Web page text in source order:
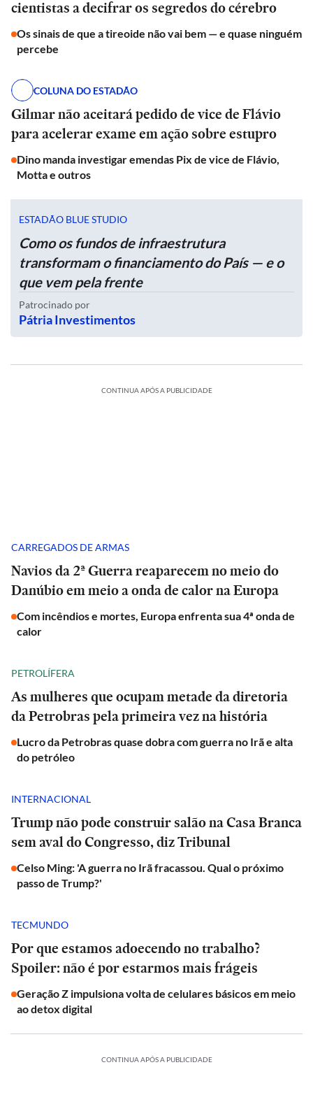
cientistas a decifrar os segredos do cérebro
Os sinais de que a tireoide não vai bem — e quase ninguém
percebe
COLUNA DO ESTADÃO
Gilmar não aceitará pedido de vice de Flávio
para acelerar exame em ação sobre estupro
Dino manda investigar emendas Pix de vice de Flávio,
Motta e outros
ESTADÃO BLUE STUDIO
Como os fundos de infraestrutura
transformam o financiamento do País — e o
que vem pela frente
Patrocinado por
Pátria Investimentos
CONTINUA APÓS A PUBLICIDADE
CARREGADOS DE ARMAS
Navios da 2ª Guerra reaparecem no meio do
Danúbio em meio a onda de calor na Europa
Com incêndios e mortes, Europa enfrenta sua 4ª onda de
calor
PETROLÍFERA
As mulheres que ocupam metade da diretoria
da Petrobras pela primeira vez na história
Lucro da Petrobras quase dobra com guerra no Irã e alta
do petróleo
INTERNACIONAL
Trump não pode construir salão na Casa Branca
sem aval do Congresso, diz Tribunal
Celso Ming: 'A guerra no Irã fracassou. Qual o próximo
passo de Trump?'
TECMUNDO
Por que estamos adoecendo no trabalho?
Spoiler: não é por estarmos mais frágeis
Geração Z impulsiona volta de celulares básicos em meio
ao detox digital
CONTINUA APÓS A PUBLICIDADE